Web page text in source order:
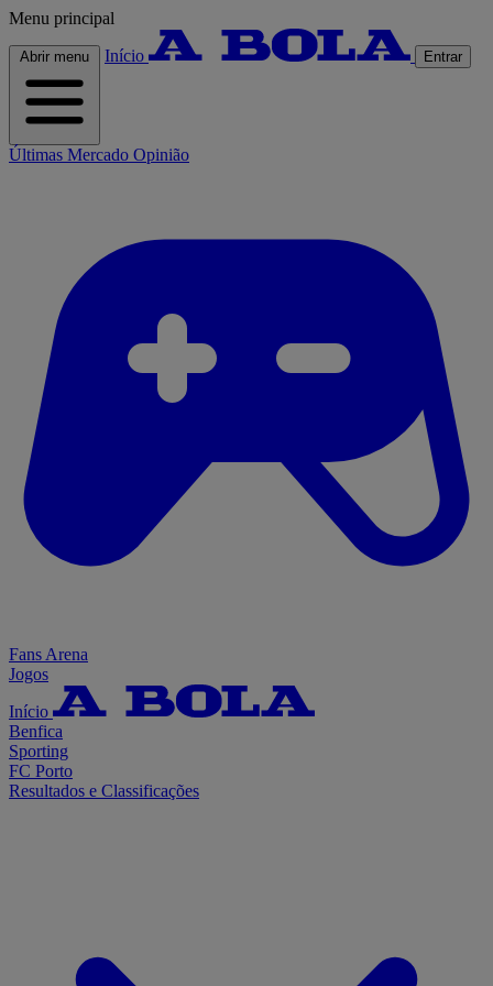
Menu principal
Abrir menu Início Entrar
Últimas Mercado Opinião
Fans Arena
Jogos
Início
Benfica
Sporting
FC Porto
Resultados e Classificações